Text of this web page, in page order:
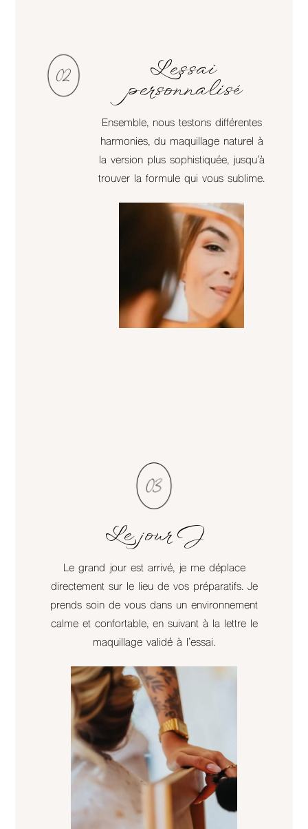
L’essai
personnalisé
Ensemble, nous testons différentes
harmonies, du maquillage naturel à
la version plus sophistiquée, jusqu’à
trouver la formule qui vous sublime.
Le jour J
Le grand jour est arrivé, je me déplace
directement sur le lieu de vos préparatifs. Je
prends soin de vous dans un environnement
calme et confortable, en suivant à la lettre le
maquillage validé à l’essai.